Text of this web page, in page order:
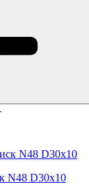
N48 D30x10